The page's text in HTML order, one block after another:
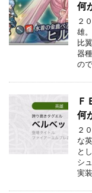
何
２
雄
比
器
の
Ｆ
何
２
な
と
シ
実